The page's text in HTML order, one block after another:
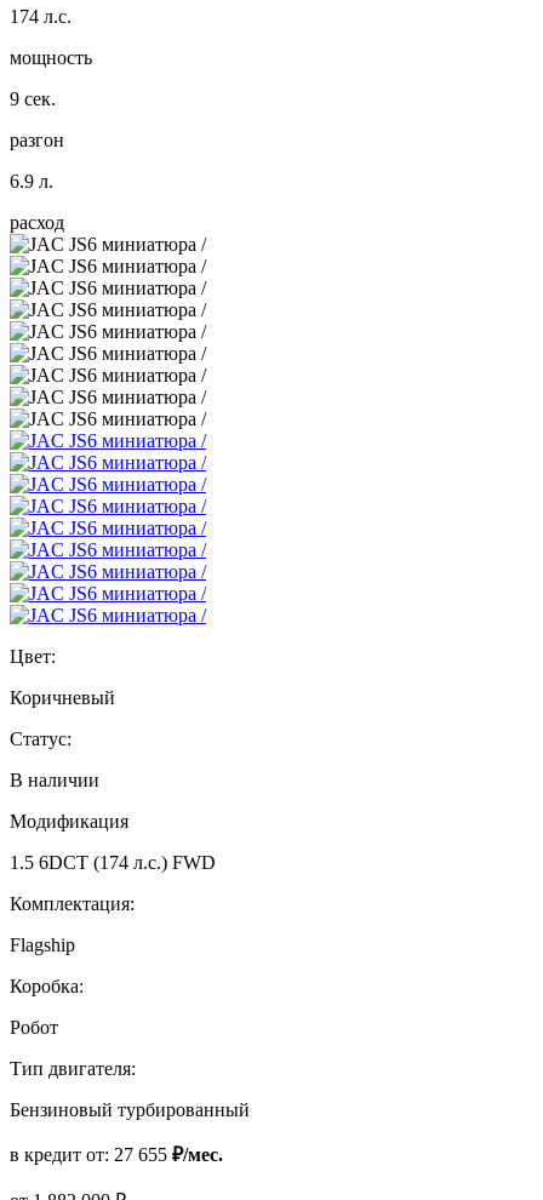
174 л.с.
мощность
9 сек.
разгон
6.9 л.
расход
Цвет:
Коричневый
Статус:
В наличии
Модификация
1.5 6DCT (174 л.с.) FWD
Комплектация:
Flagship
Коробка:
Робот
Тип двигателя:
Бензиновый турбированный
в кредит от: 27 655 ₽/мес.